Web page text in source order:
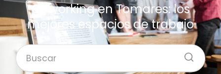
Coworking en Tomares: los
mejores espacios de trabajo